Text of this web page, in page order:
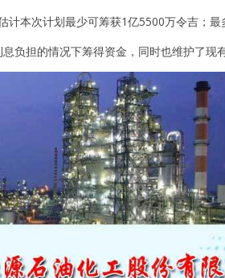
本次计划最少可筹获1亿5500万令吉；最
负担的情况下筹得资金，同时也维护了现